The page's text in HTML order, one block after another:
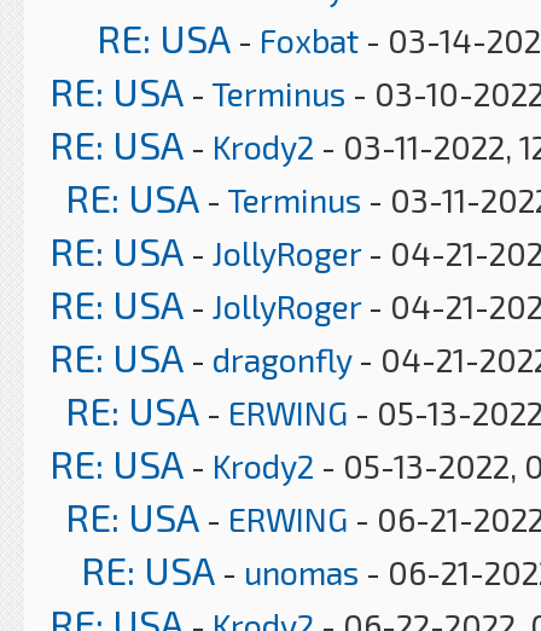
RE: USA - Foxbat - 03-14-
RE: USA - Terminus - 03-10-
RE: USA - Krody2 - 03-11-2022,
RE: USA - Terminus - 03-11-
RE: USA - JollyRoger- 04-21-
RE: USA - JollyRoger- 04-21-
RE: USA - dragonfly- 04-21-
RE: USA - ERWING - 05-13-
RE: USA - Krody2 - 05-13-2022,
RE: USA - ERWING - 06-21-
RE: USA - unomas - 06-21-